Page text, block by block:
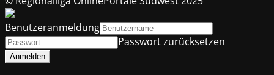
Benutzeranmeldung
Passwort zurücksetzen